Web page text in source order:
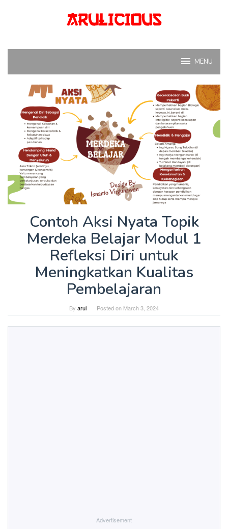
MENU
Contoh Aksi Nyata Topik
Merdeka Belajar Modul 1
Refleksi Diri untuk
Meningkatkan Kualitas
Pembelajaran
By arul Posted on March 3, 2024
Advertisement